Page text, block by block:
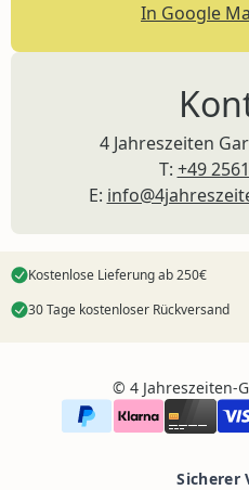
In Google
4 Jahreszeiten
T: +49
E:
Kostenlose Lieferung ab 250€
30 Tage kostenloser Rückversand
©️ 4 Jahreszeiten-
Sicherer